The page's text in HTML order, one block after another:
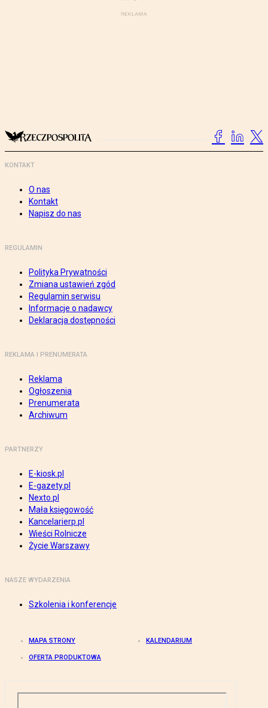
KONTAKT
O nas
Kontakt
Napisz do nas
REGULAMIN
Polityka Prywatności
Zmiana ustawień zgód
Regulamin serwisu
Informacje o nadawcy
Deklaracja dostępności
REKLAMA I PRENUMERATA
Reklama
Ogłoszenia
Prenumerata
Archiwum
PARTNERZY
E-kiosk.pl
E-gazety.pl
Nexto.pl
Mała księgowość
Kancelarierp.pl
Wieści Rolnicze
Życie Warszawy
NASZE WYDARZENIA
Szkolenia i konferencje
MAPA STRONY KALENDARIUM
OFERTA PRODUKTOWA